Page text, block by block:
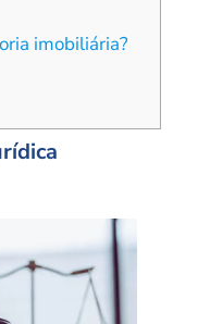
imobiliária?